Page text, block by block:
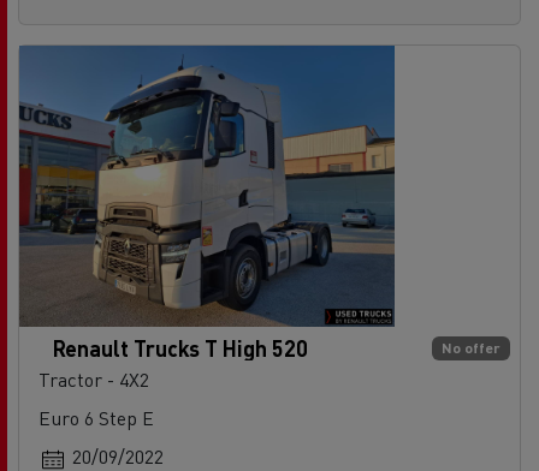
No offer
Renault Trucks T High 520
Tractor - 4X2
Euro 6 Step E
20/09/2022